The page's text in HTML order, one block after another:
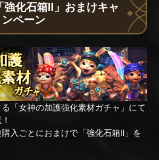
強化石箱Ⅱ」おまけキャ
ンペーン
「女神の加護強化素材ガチャ」にて
入ごとにおまけで「強化石箱Ⅱ」を